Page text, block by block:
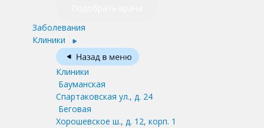
Заболевания
Клиники
Клиники
Бауманская
Спартаковская ул., д. 24
Беговая
Хорошевское ш., д. 12, корп. 1